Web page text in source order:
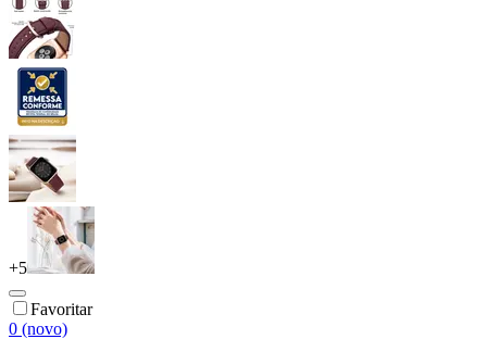
+5
Favoritar
0 (novo)